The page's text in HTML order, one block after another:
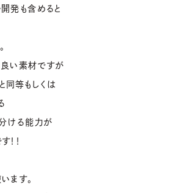
発も含めると
い素材ですが
同等もしくは
ける能力が
！！
ます。